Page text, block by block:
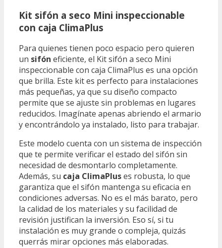
Kit sifón a seco Mini inspeccionable
con caja ClimaPlus
Para quienes tienen poco espacio pero quieren
un sifón eficiente, el Kit sifón a seco Mini
inspeccionable con caja ClimaPlus es una opción
que brilla. Este kit es perfecto para instalaciones
más pequeñas, ya que su diseño compacto
permite que se ajuste sin problemas en lugares
reducidos. Imagínate apenas abriendo el armario
y encontrándolo ya instalado, listo para trabajar.
Este modelo cuenta con un sistema de inspección
que te permite verificar el estado del sifón sin
necesidad de desmontarlo completamente.
Además, su caja ClimaPluses robusta, lo que
garantiza que el sifón mantenga su eficacia en
condiciones adversas. No es el más barato, pero
la calidad de los materiales y su facilidad de
revisión justifican la inversión. Eso sí, si tu
instalación es muy grande o compleja, quizás
querrás mirar opciones más elaboradas.